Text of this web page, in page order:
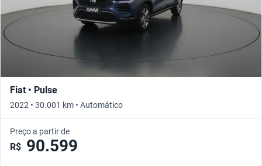
Fiat • Pulse
2022 • 30.001 km • Automático
Preço a partir de
R$ 90.599